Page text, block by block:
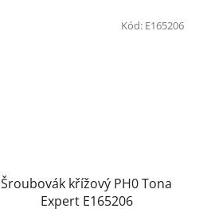
Šroubovák křížový PH0 Tona
Expert E165206
Kód: E165206